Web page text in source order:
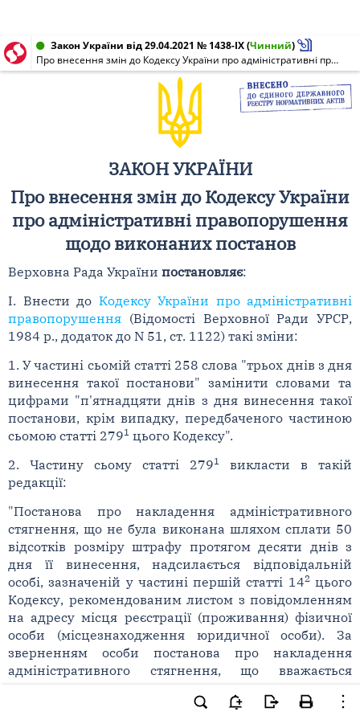
Закон України від 29.04.2021 № 1438-IX(Чинний)
Про внесення змін до Кодексу України про адміністративні правопорушення щодо виконаних постанов